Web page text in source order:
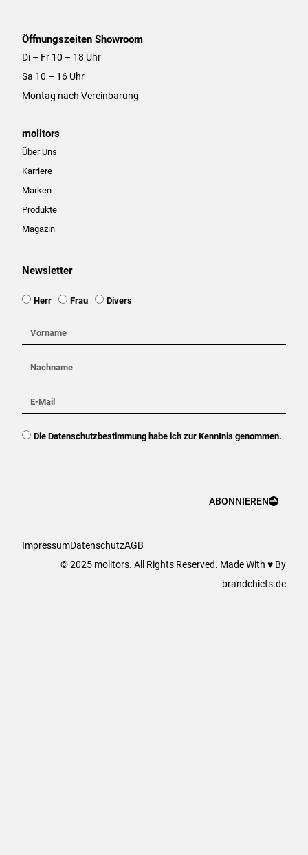
Öffnungszeiten Showroom
Di – Fr 10 – 18 Uhr
Sa 10 – 16 Uhr
Montag nach Vereinbarung
molitors
Über Uns
Karriere
Marken
Produkte
Magazin
Newsletter
Ansprache
Herr Frau Divers
Vorname
Nachname
DSGVO
Die Datenschutzbestimmung habe ich zur Kenntnis genommen.
ABONNIEREN
ImpressumDatenschutzAGB
© 2025 molitors. All Rights Reserved. Made With ♥ By
brandchiefs.de